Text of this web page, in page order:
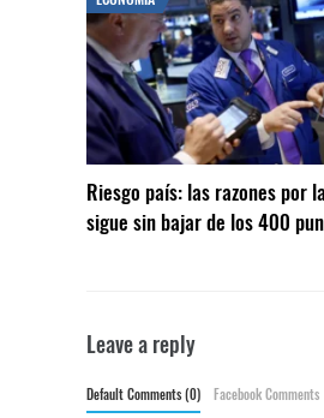
Riesgo país: las razones por
sigue sin bajar de los 400
Leave a reply
Default Comments (0) Facebook Comments